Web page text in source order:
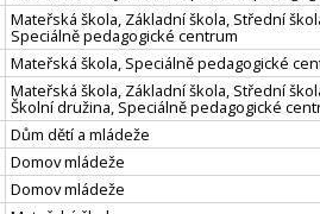
Mateřská škola, Základní škola, Střední
Speciálně pedagogické centrum
Mateřská škola, Speciálně pedagogické
Mateřská škola, Základní škola, Střední
Školní družina, Speciálně pedagogické
Dům dětí a mládeže
Domov mládeže
Domov mládeže